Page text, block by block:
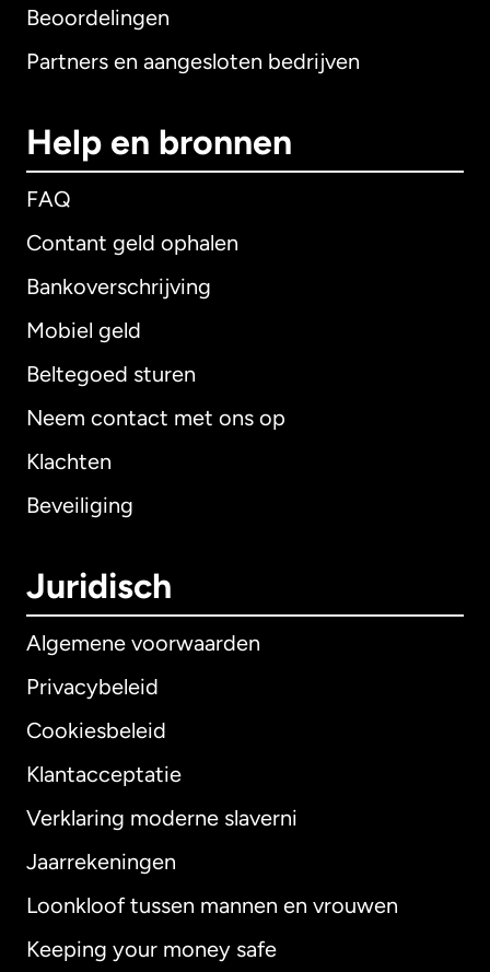
Beoordelingen
Partners en aangesloten bedrijven
Help en bronnen
FAQ
Contant geld ophalen
Bankoverschrijving
Mobiel geld
Beltegoed sturen
Neem contact met ons op
Klachten
Beveiliging
Juridisch
Algemene voorwaarden
Privacybeleid
Cookiesbeleid
Klantacceptatie
Verklaring moderne slaverni
Jaarrekeningen
Loonkloof tussen mannen en vrouwen
Keeping your money safe
Internationaal English
Australië